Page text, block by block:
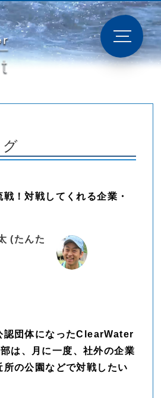
グ
！対戦してくれる企業・
(たんた
認団体になったClearWater
は、月に一度、社外の企業
所の公園などで対戦したい